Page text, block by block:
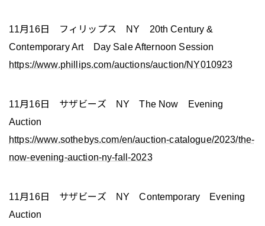
11月16日 フィリップス NY 20th Century &
Contemporary Art Day Sale Afternoon Session
https://www.phillips.com/auctions/auction/NY010923
11月16日 サザビーズ NY The Now Evening
Auction
https://www.sothebys.com/en/auction-catalogue/2023/the-
now-evening-auction-ny-fall-2023
11月16日 サザビーズ NY Contemporary Evening
Auction